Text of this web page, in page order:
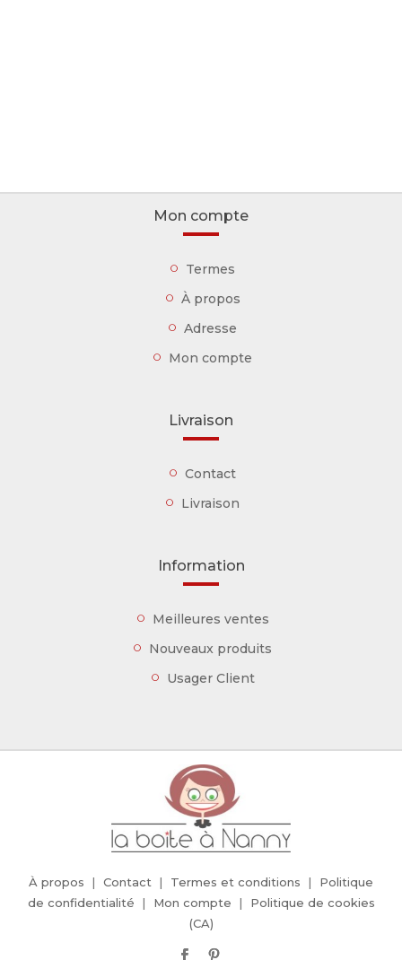
Mon compte
Termes
À propos
Adresse
Mon compte
Livraison
Contact
Livraison
Information
Meilleures ventes
Nouveaux produits
Usager Client
À propos Contact Termes et conditions
Politique
de confidentialité
Mon compte
Politique de cookies
(CA)